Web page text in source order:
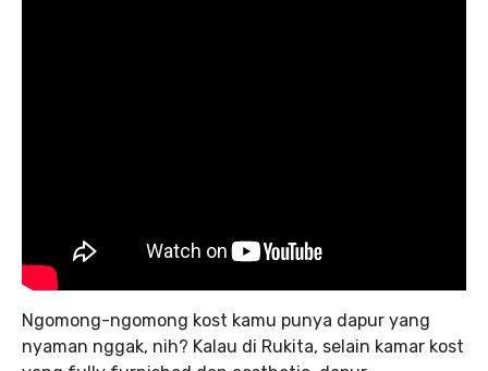
Ngomong-ngomong kost kamu punya dapur yang
nyaman nggak, nih? Kalau di Rukita, selain kamar kost